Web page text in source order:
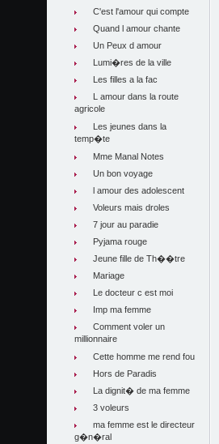
C'est l'amour qui compte
Quand l amour chante
Un Peux d amour
Lumi�res de la ville
Les filles a la fac
L amour dans la route
agricole
Les jeunes dans la
temp�te
Mme Manal Notes
Un bon voyage
l amour des adolescent
Voleurs mais droles
7 jour au paradie
Pyjama rouge
Jeune fille de Th��tre
Mariage
Le docteur c est moi
Imp ma femme
Comment voler un
millionnaire
Cette homme me rend fou
Hors de Paradis
La dignit� de ma femme
3 voleurs
ma femme est le directeur
g�n�ral